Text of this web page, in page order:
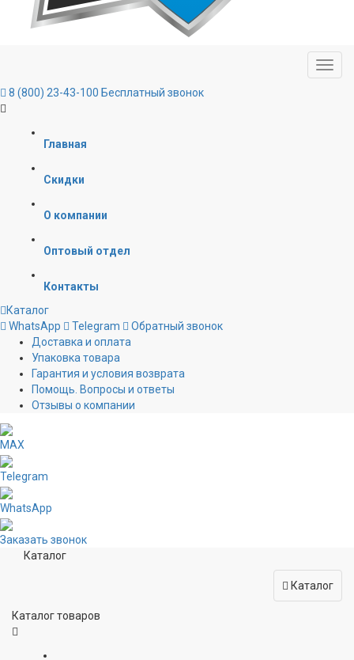
8 (800) 23-43-100 Бесплатный звонок
Главная
Скидки
О компании
Оптовый отдел
Контакты
Каталог
WhatsApp
Telegram
Обратный звонок
Доставка и оплата
Упаковка товара
Гарантия и условия возврата
Помощь. Вопросы и ответы
Отзывы о компании
MAX
Telegram
WhatsApp
Заказать звонок
Каталог
Каталог
Каталог товаров